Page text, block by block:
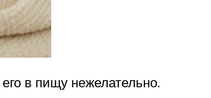
в пищу нежелательно.